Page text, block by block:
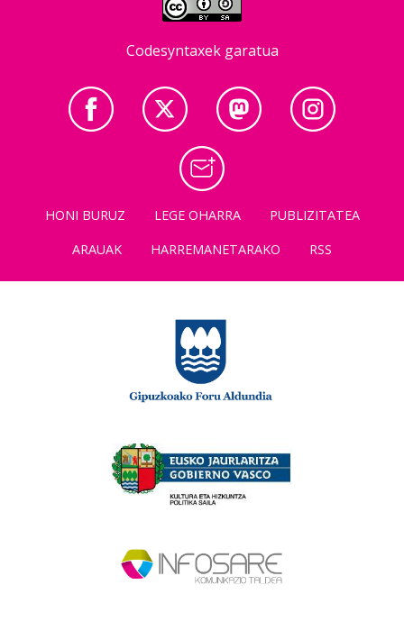
Codesyntaxek garatua
HONI BURUZ LEGE OHARRA
PUBLIZITATEA
ARAUAK
HARREMANETARAKO RSS